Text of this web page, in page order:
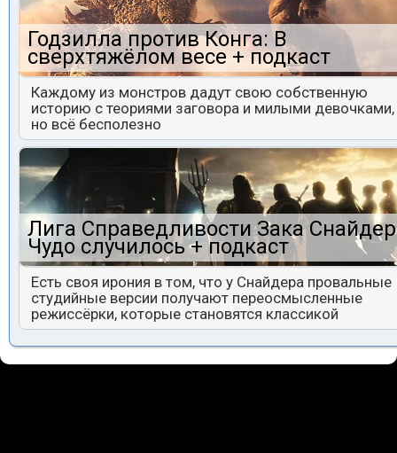
Годзилла против Конга: В
сверхтяжёлом весе + подкаст
Каждому из монстров дадут свою собственную
историю с теориями заговора и милыми девочками,
но всё бесполезно
Лига Справедливости Зака
Чудо случилось + подкаст
Есть своя ирония в том, что у Снайдера провальные
студийные версии получают переосмысленные
режиссёрки, которые становятся классикой